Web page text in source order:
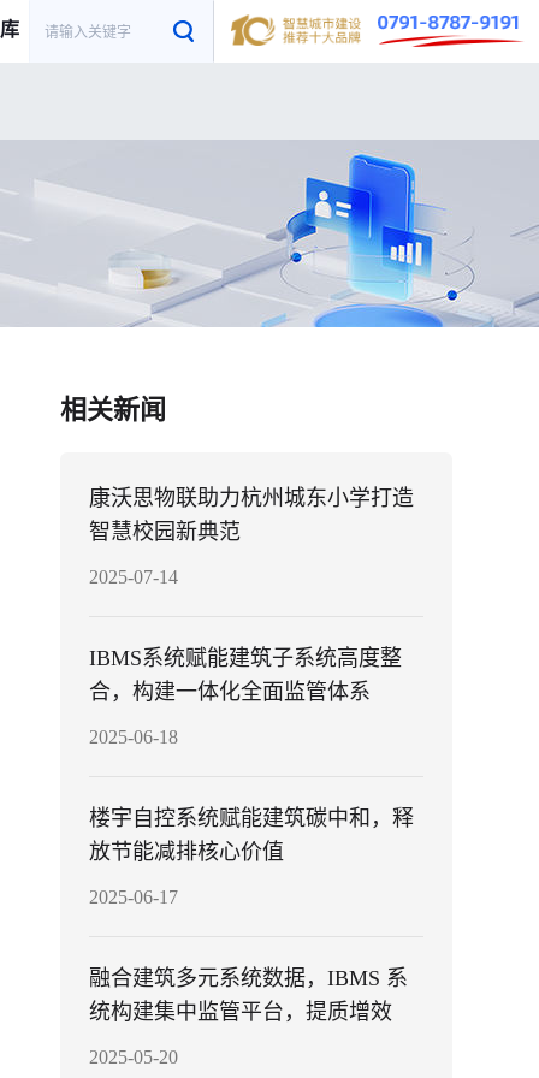
相关新闻
康沃思物联助力杭州城东小学打造
智慧校园新典范
2025-07-14
IBMS系统赋能建筑子系统高度整
合，构建一体化全面监管体系
2025-06-18
楼宇自控系统赋能建筑碳中和，释
放节能减排核心价值
2025-06-17
融合建筑多元系统数据，IBMS 系
统构建集中监管平台，提质增效
2025-05-20